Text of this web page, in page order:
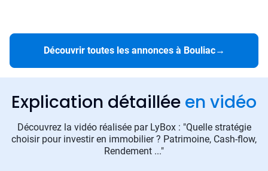
Découvrir toutes les annonces à Bouliac→
Explication détaillée en vidéo
Découvrez la vidéo réalisée par LyBox : "Quelle stratégie
choisir pour investir en immobilier ? Patrimoine, Cash-flow,
Rendement ..."